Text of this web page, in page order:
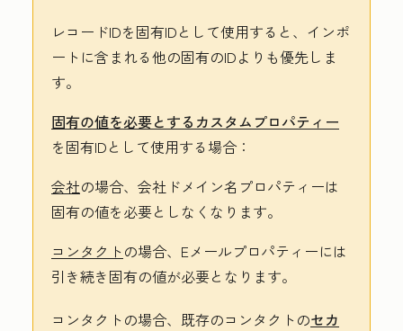
レコードIDを固有IDとして使用すると、インポ
ートに含まれる他の固有のIDよりも優先しま
す。
固有の値を必要とするカスタムプロパティー
を固有IDとして使用する場合：
会社の場合、 会社ドメイン名プロパティーは
固有の値を必要としなくなります。
コンタクトの場合、 Eメールプロパティーには
引き続き固有の値が必要となります。
コンタクトの場合、既存のコンタクトのセカ